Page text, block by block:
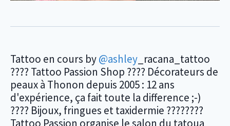
Tattoo en cours by@ashley _racana_tattoo
???? Tattoo Passion Shop ???? Décorateurs de
peaux à Thonon depuis 2005 : 12 ans
d'expérience, ça fait toute la difference ;-)
???? Bijoux, fringues et taxidermie ????????